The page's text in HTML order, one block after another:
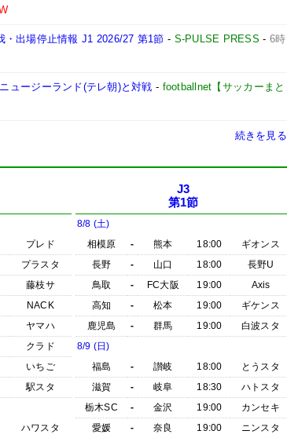
出場停止情報 J1 2026/27 第1節 - S-PULSE PRESS - 6時
ュージーランド(テレ朝)と対戦 - footballnet【サッカーまと
続きを見る
プレド
プラスタ
藤枝サ
NACK
ヤマハ
クラド
いちご
駅スタ
ハワスタ
J3
第1節
8/8 (土)
相模原
- 熊本 18:00
ギオンス
長野
- 山口 18:00
長野U
鳥取
- FC大阪 19:00
Axis
高知
- 松本 19:00
ギケンス
鹿児島
- 群馬 19:00
白波スタ
8/9 (日)
福島
- 讃岐 18:00
とうスタ
滋賀
- 岐阜 18:30
ハトスタ
栃木SC
- 金沢 19:00
カンセキ
愛媛
- 奈良 19:00
ニンスタ